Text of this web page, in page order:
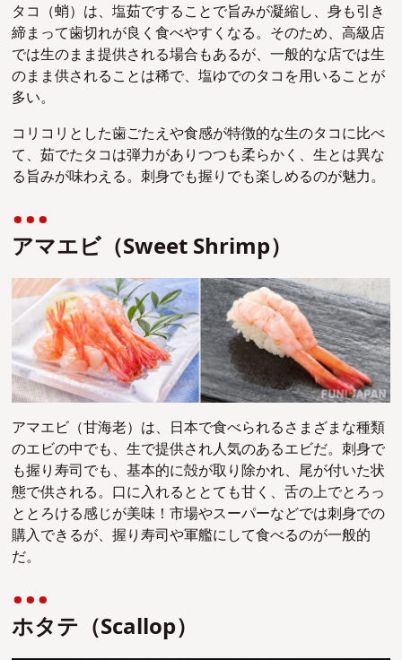
タコ（蛸）は、塩茹ですることで旨みが凝縮し、身も引き
締まって歯切れが良く食べやすくなる。そのため、高級店
では生のまま提供される場合もあるが、一般的な店では生
のまま供されることは稀で、塩ゆでのタコを用いることが
多い。
コリコリとした歯ごたえや食感が特徴的な生のタコに比べ
て、茹でたタコは弾力がありつつも柔らかく、生とは異な
る旨みが味わえる。刺身でも握りでも楽しめるのが魅力。
アマエビ（Sweet Shrimp）
アマエビ（甘海老）は、日本で食べられるさまざまな種類
のエビの中でも、生で提供され人気のあるエビだ。刺身で
も握り寿司でも、基本的に殻が取り除かれ、尾が付いた状
態で供される。口に入れるととても甘く、舌の上でとろっ
ととろける感じが美味！市場やスーパーなどでは刺身での
購入できるが、握り寿司や軍艦にして食べるのが一般的
だ。
ホタテ（Scallop）